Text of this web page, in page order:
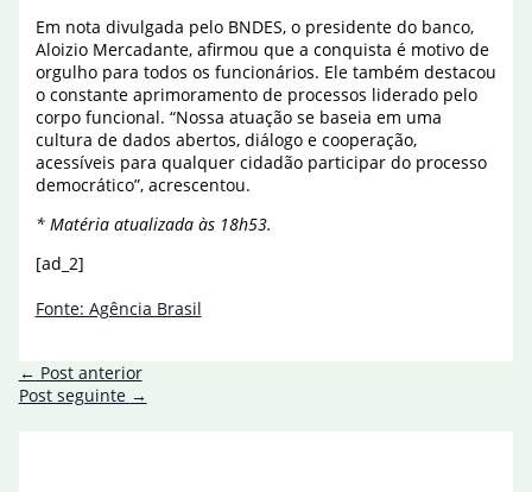
Em nota divulgada pelo BNDES, o presidente do banco,
Aloizio Mercadante, afirmou que a conquista é motivo de
orgulho para todos os funcionários. Ele também destacou
o constante aprimoramento de processos liderado pelo
corpo funcional. “Nossa atuação se baseia em uma
cultura de dados abertos, diálogo e cooperação,
acessíveis para qualquer cidadão participar do processo
democrático”, acrescentou.
* Matéria atualizada às 18h53.
[ad_2]
Fonte: Agência Brasil
← Post anterior
Post seguinte →